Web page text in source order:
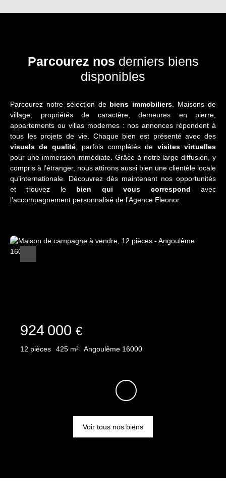
Parcourez nos derniers biens
disponibles
Parcourez notre sélection de biens immobiliers . Maisons de
village, propriétés de caractère, demeures en pierre,
appartements ou villas modernes : nos annonces répondent à
tous les projets de vie. Chaque bien est présenté avec des
visuels de qualité, parfois complétés de visites virtuelles
pour une immersion immédiate. Grâce à notre large diffusion, y
compris à l’étranger, nous attirons aussi bien une clientèle locale
qu’internationale. Découvrez dès maintenant nos opportunités
et trouvez le bien qui vous correspond avec
l’accompagnement personnalisé de l’Agence Eleonor.
924 000 €
12 pièces 425 m² Angoulême 16000
Voir tous nos biens